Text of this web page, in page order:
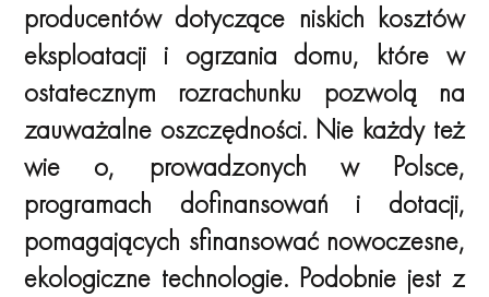
producentów dotyczące niskich kosztów
eksploatacji i ogrzania domu, które w
ostatecznym rozrachunku pozwolą na
zauważalne oszczędności. Nie każdy też
wie o, prowadzonych w Polsce,
programach dofinansowań i dotacji,
pomagających sfinansować nowoczesne,
ekologiczne technologie. Podobnie jest z